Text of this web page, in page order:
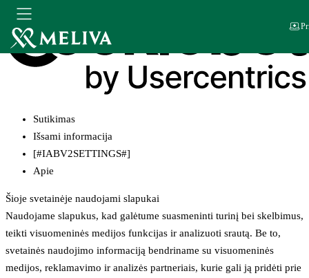
Sutikimas
Išsami informacija
[#IABV2SETTINGS#]
Apie
Šioje svetainėje naudojami slapukai
Naudojame slapukus, kad galėtume suasmeninti turinį bei skelbimus,
teikti visuomeninės medijos funkcijas ir analizuoti srautą. Be to,
svetainės naudojimo informaciją bendriname su visuomeninės
medijos, reklamavimo ir analizės partneriais, kurie gali ją pridėti prie